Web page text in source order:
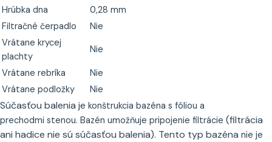
Hrúbka dna
0,28 mm
Filtračné čerpadlo
Nie
Vrátane krycej
plachty
Nie
Vrátane rebríka
Nie
Vrátane podložky
Nie
Súčasťou balenia je konštrukcia bazéna s fóliou a
prechodmi stenou. Bazén umožňuje pripojenie filtrácie (filtrácia
ani hadice nie sú súčasťou balenia). Tento typ bazéna nie je